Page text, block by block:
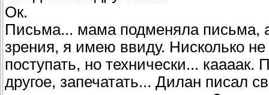
Ок.
Письма... мама подменяла письма,
зрения, я имею ввиду. Нисколько
поступать, но технически...
другое, запечатать... Дилан писал